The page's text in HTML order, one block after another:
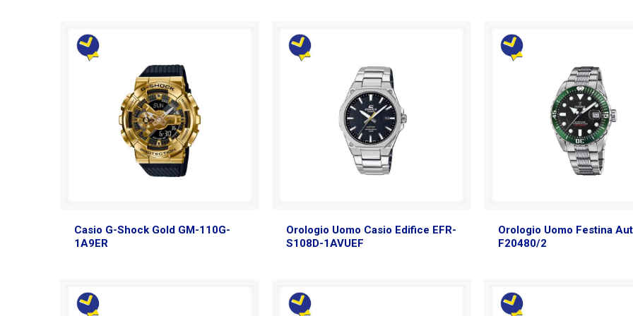
Casio G-Shock Gold GM-110G-
1A9ER
Orologio Uomo Casio Edifice EFR-
S108D-1AVUEF
Orologio Uomo Festina
F20480/2